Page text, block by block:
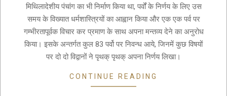
मिथिलादेशीय पंचांग का भी निर्माण किया था, पर्वों के निर्णय के लिए उस
समय के विख्यात धर्मशास्त्रियों का आह्वान किया और एक एक पर्व पर
गम्भीरतापूर्वक विचार कर प्रमाण के साथ अपना मन्तव्य देने का अनुरोध
किया। इसके अन्तर्गत कुल 83 पर्वो पर निवन्ध आये, जिनमें कुछ विषयों
पर दो दो विद्वानों ने पृथक् पृथक् अपना निर्णय लिखा।
CONTINUE READING